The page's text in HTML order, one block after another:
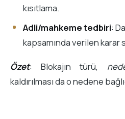
kısıtlama.
Adli/mahkeme tedbiri:
kapsamında verilen karar
Özet: Blokajın türü,
kaldırılması da o nedene